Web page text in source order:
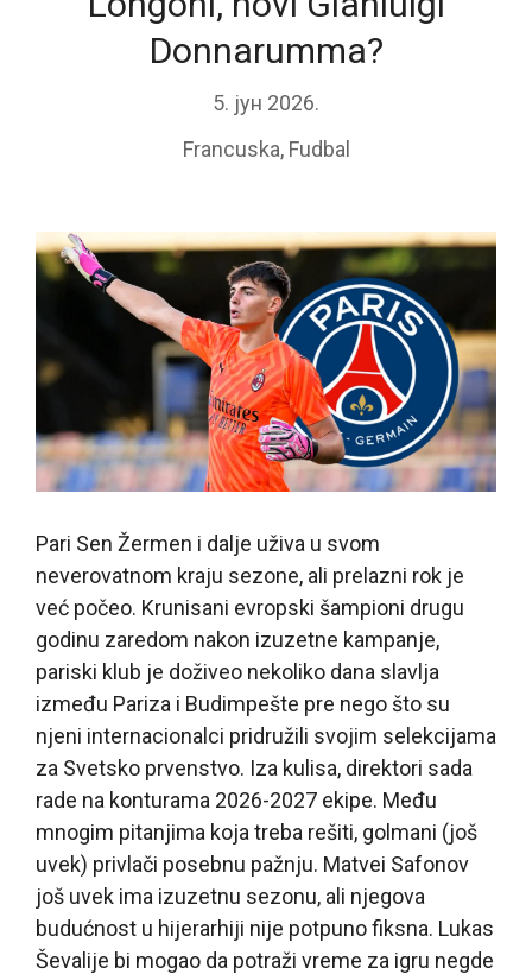
Donnarumma?
5. јун 2026.
Francuska, Fudbal
Pari Sen Žermen i dalje uživa u svom
neverovatnom kraju sezone, ali prelazni rok je
već počeo. Krunisani evropski šampioni drugu
godinu zaredom nakon izuzetne kampanje,
pariski klub je doživeo nekoliko dana slavlja
između Pariza i Budimpešte pre nego što su
njeni internacionalci pridružili svojim selekcijama
za Svetsko prvenstvo. Iza kulisa, direktori sada
rade na konturama 2026-2027 ekipe. Među
mnogim pitanjima koja treba rešiti, golmani (još
uvek) privlači posebnu pažnju. Matvei Safonov
još uvek ima izuzetnu sezonu, ali njegova
budućnost u hijerarhiji nije potpuno fiksna. Lukas
Ševalije bi mogao da potraži vreme za igru negde